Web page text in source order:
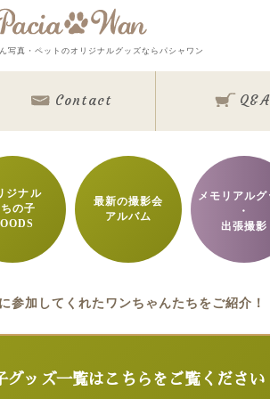
写真・ペットのオリジナルグッズならパシャワン
Contact Q&A
ジナル
ちの子
最新の撮影会
アルバム
メモリアルグ
・
出張撮影
参加してくれたワンちゃんたちをご紹介！
グッズ一覧はこちらをご覧ください
メインメニュー
Goods・出張撮影
About
Contact
Staff blog
Privacy Policy
ワンちゃん写真集
パシャワン月間グランプリ
取扱商品一覧
プクリアファイル眼鏡ケース
計キャンバスフォトクリスタルレーザーフ
バッグ＆ポーチ